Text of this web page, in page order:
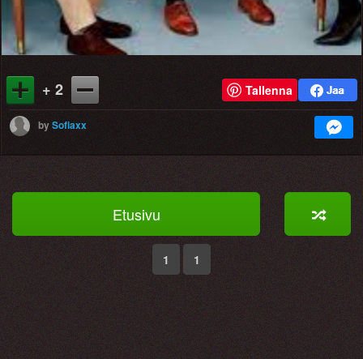
+ 2 Tallenna
bySofiaxx
Etusivu
1 1